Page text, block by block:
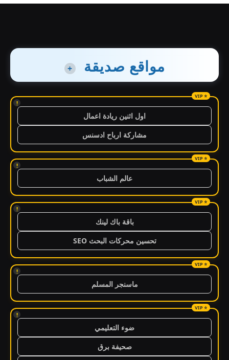
مواقع صديقة +
!
اول اثنين ريادة اعمال
مشاركة ارباح ادسنس
!
عالم الشباب
!
باقة باك لينك
تحسين محركات البحث SEO
!
ماسنجر المسلم
!
ضوء التعليمي
صحيفة برق